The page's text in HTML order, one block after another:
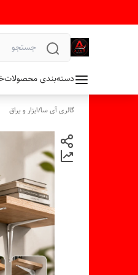
دسته‌بندی محصولات
گالری آی سا/ابزار و یراق